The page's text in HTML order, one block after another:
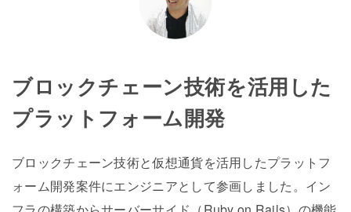
ブロックチェーン技術を活用した
プラットフォーム開発
ブロックチェーン技術と仮想通貨を活用したプラットフ
ォーム開発案件にエンジニアとして参画しました。イン